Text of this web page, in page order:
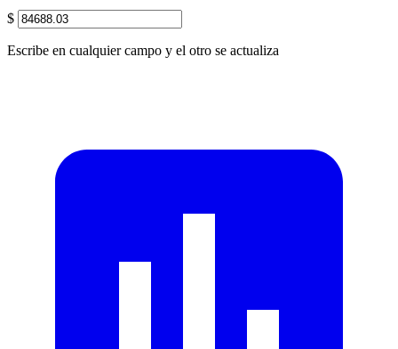
$
Escribe en cualquier campo y el otro se actualiza